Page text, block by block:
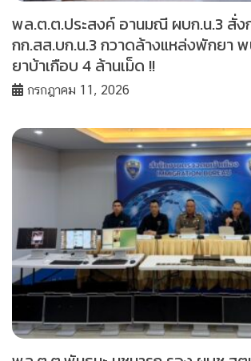
พล.ต.ต.ประสงค์ อานมณี ผบก.น.3 สั่ง
กก.สส.บก.น.3 กวาดล้างแหล่งพักยา
ยาบ้าเกือบ 4 ล้านเม็ด !!
กรกฎาคม 11, 2026